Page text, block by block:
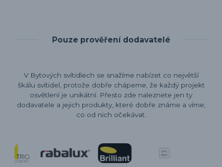
Pouze prověření dodavatelé
V Bytových svítidlech se snažíme nabízet co největší
škálu svítidel, protože dobře chápeme, že každý projekt
osvětlení je unikátní. Přesto zde naleznete jen ty
dodavatele a jejich produkty, které dobře známe a víme,
co od nich očekávat.